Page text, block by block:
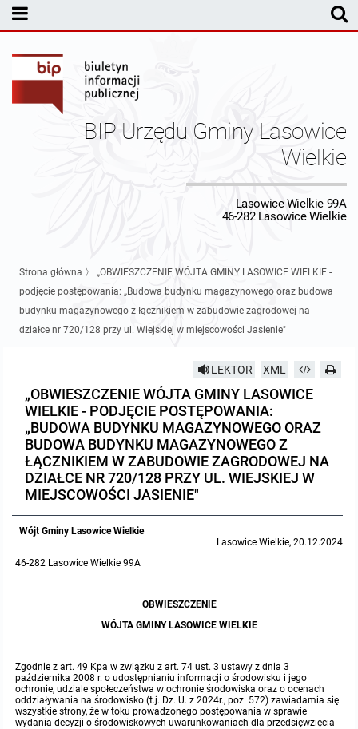
BIP Urzędu Gminy Lasowice
Wielkie
Lasowice Wielkie 99A
46-282 Lasowice Wielkie
Rada Gminy Lasowic Wielkich
Sesje Rady Gminy
Komisje Rady Gminy i informacja o terminach zwołania komisji
Protokoły z posiedzeń sesji 2022
Protokoły z posiedzeń sesji 2021
Protokoły z posiedzeń sesji 2020
Protokoły z posiedzeń sesji 2017
Protokoły z posiedzeń sesji 2017
Protokoły z posiedzeń sesji 2016
Transmisja z obrad sesji Rady Gminy
Doraźna komisji ds. wyboru ławników
Uchwały Rady Gminy do 2007
Opinie Regionalnej Izby Obrachunkowej
Regulamin organizacyjny
Gospodarka przestrzenna
Raport dostępności
Co powinien zawierać BIP?
Podstawy prawne
Formularz oświadczenia BIP
MENU PRZEDMIOTOWE
Instytucje Gminne
JEDNOSTKI ORGANIZACYJNE
Zespół Szkolno-Przedszkolny w Chocianowicach
Biblioteka Publiczna
Zarządzenia Wójta
Zarządzenia Wójta Gminy w 2011 r.
Zarządzenia Wójta do 2007
Zarządzenia w 2008 roku
Formularze na podatki lokalne obowiązujące od 1 lipca 2019 r.
Podatki i opłaty lokalne
Obwieszczenia i ogłoszenia
Informacje publiczne archiwalne
Informacje o środowisku
Praca w Urzędzie
Ogłoszenia o naborze
Ochrona Środowiska
Strona główna 〉„OBWIESZCZENIE WÓJTA GMINY LASOWICE WIELKIE -
podjęcie postępowania: „Budowa budynku magazynowego oraz budowa
budynku magazynowego z łącznikiem w zabudowie zagrodowej na
działce nr 720/128 przy ul. Wiejskiej w miejscowości Jasienie"
LEKTOR XML
„OBWIESZCZENIE WÓJTA GMINY LASOWICE
WIELKIE - PODJĘCIE POSTĘPOWANIA:
„BUDOWA BUDYNKU MAGAZYNOWEGO ORAZ
BUDOWA BUDYNKU MAGAZYNOWEGO Z
ŁĄCZNIKIEM W ZABUDOWIE ZAGRODOWEJ NA
DZIAŁCE NR 720/128 PRZY UL. WIEJSKIEJ W
MIEJSCOWOŚCI JASIENIE"
Wójt Gminy Lasowice Wielkie
Lasowice Wielkie, 20.12.2024
46-282 Lasowice Wielkie 99A
OBWIESZCZENIE
WÓJTA GMINY LASOWICE WIELKIE
Zgodnie z art. 49 Kpa w związku z art. 74 ust. 3 ustawy z dnia 3
października 2008 r. o udostępnianiu informacji o środowisku i jego
ochronie, udziale społeczeństwa w ochronie środowiska oraz o ocenach
oddziaływania na środowisko (t.j. Dz. U. z 2024r., poz. 572) zawiadamia się
wszystkie strony, że w toku prowadzonego postępowania w sprawie
wydania decyzji o środowiskowych uwarunkowaniach dla przedsięwzięcia